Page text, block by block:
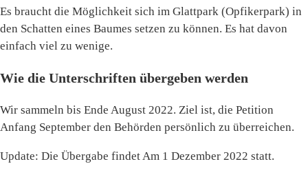
Es braucht die Möglichkeit sich im Glattpark (Opfikerpark) in
den Schatten eines Baumes setzen zu können. Es hat davon
einfach viel zu wenige.
Wie die Unterschriften übergeben werden
Wir sammeln bis Ende August 2022. Ziel ist, die Petition
Anfang September den Behörden persönlich zu überreichen.
Update: Die Übergabe findet Am 1 Dezember 2022 statt.